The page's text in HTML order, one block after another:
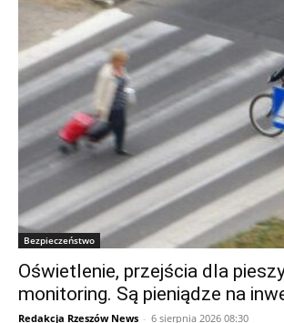
Bezpieczeństwo
Oświetlenie, przejścia dla
monitoring. Są pieniądze na
Redakcja Rzeszów News - 6 sierpnia 2026 08:30